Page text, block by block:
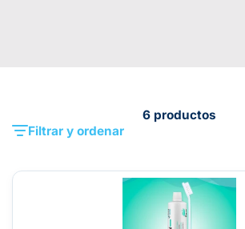
Filtrar y ordenar
6 productos